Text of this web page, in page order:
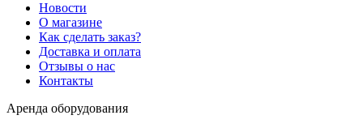
Новости
О магазине
Как сделать заказ?
Доставка и оплата
Отзывы о нас
Контакты
Аренда оборудования